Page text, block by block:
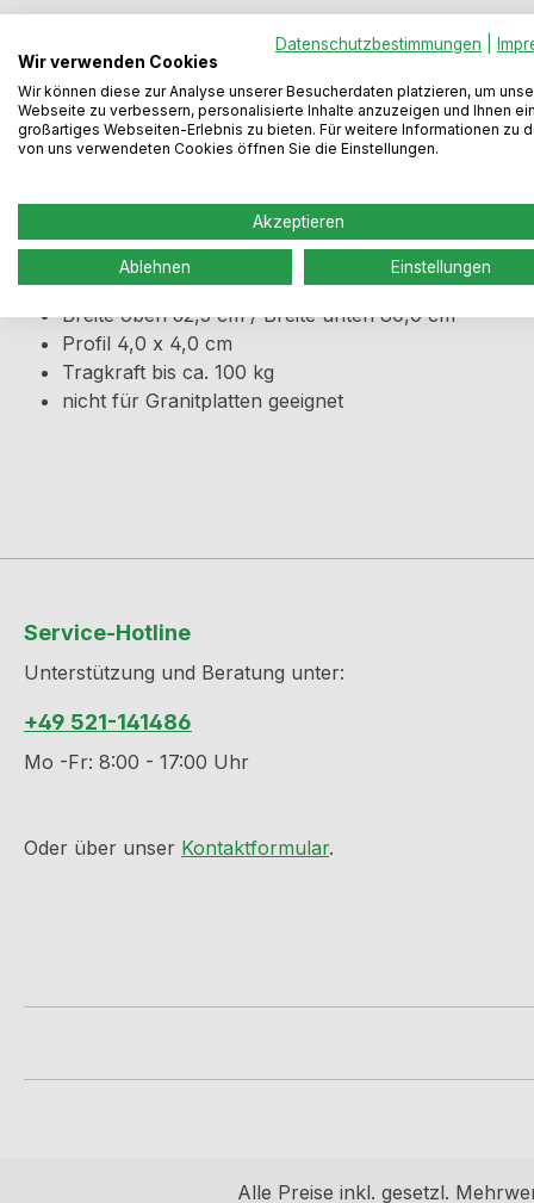
Beschreibung Bewertungen
Produktinformationen
für Längen von 122,6 - 182,6 cm (Verstellbar im
Höhe 71,1 cm
Breite oben 62,5 cm / Breite unten 80,0 cm
Profil 4,0 x 4,0 cm
Tragkraft bis ca. 100 kg
nicht für Granitplatten geeignet
Service-Hotline
Unterstützung und Beratung unter:
+49 521-141486
Mo -Fr: 8:00 - 17:00 Uhr
Oder über unser Kontaktformular.
Alle Preise inkl. gesetzl.
Datenschutzbestimmungen
Wir verwenden Cookies
Wir können diese zur Analyse unserer Besucherdaten platzieren, um
Webseite zu verbessern, personalisierte Inhalte anzuzeigen und Ihnen ein
großartiges Webseiten-Erlebnis zu bieten. Für weitere Informationen zu
von uns verwendeten Cookies öffnen Sie die Einstellungen.
Akzeptieren
Ablehnen Einstellungen